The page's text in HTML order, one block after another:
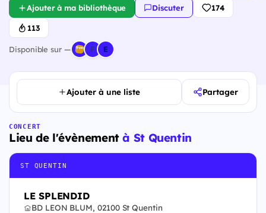
Ajouter à ma bibliothèque Discuter 174
113
Disponible sur —
Ajouter à une liste Partager
CONCERT
Lieu de l'évènementà St Quentin
ST QUENTIN
LE SPLENDID
BD LEON BLUM, 02100 St Quentin